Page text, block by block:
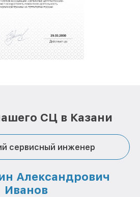
и бесплатно.
и обрели отличную
совершенствуемся и
СЦ в Казани
сервисный инженер
Александрович
Иванов